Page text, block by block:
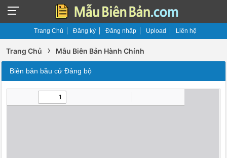
Trang Chủ Đăng ký Đăng nhập Upload Liên hệ
Trang Chủ › Mẫu Biên Bản Hành Chính
Biên bản bầu cử Đảng bộ